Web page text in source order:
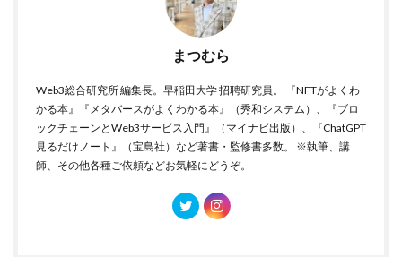
まつむら
Web3総合研究所 編集長。早稲田大学 招聘研究員。 『NFTがよくわ
かる本』『メタバースがよくわかる本』（秀和システム）、『ブロ
ックチェーンとWeb3サービス入門』（マイナビ出版）、『ChatGPT
見るだけノート』（宝島社）など著書・監修書多数。 ※執筆、講
師、その他各種ご依頼などお気軽にどうぞ。